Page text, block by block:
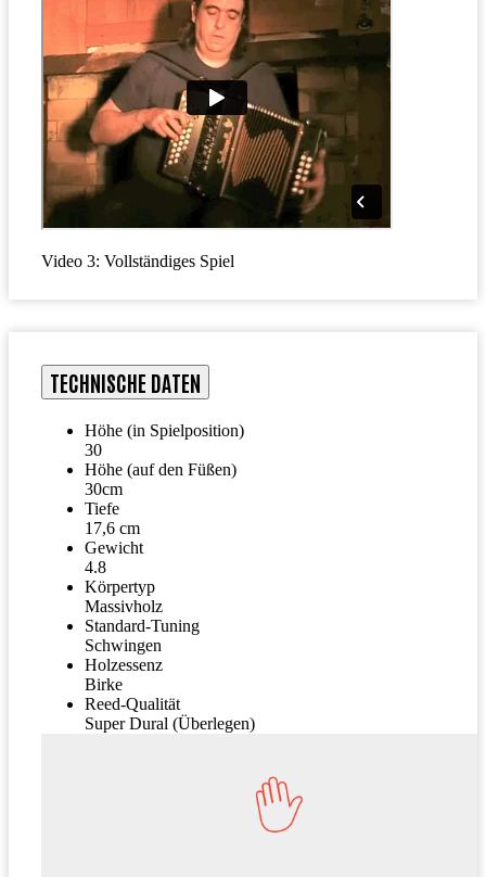
Video 3: Vollständiges Spiel
TECHNISCHE DATEN
Höhe (in Spielposition)
30
Höhe (auf den Füßen)
30cm
Tiefe
17,6 cm
Gewicht
4.8
Körpertyp
Massivholz
Standard-Tuning
Schwingen
Holzessenz
Birke
Reed-Qualität
Super Dural (Überlegen)